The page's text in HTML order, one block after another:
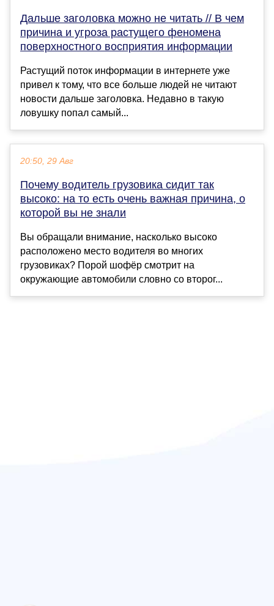
Дальше заголовка можно не читать // В чем
причина и угроза растущего феномена
поверхностного восприятия информации
Растущий поток информации в интернете уже
привел к тому, что все больше людей не читают
новости дальше заголовка. Недавно в такую
ловушку попал самый...
20:50, 29 Авг
Почему водитель грузовика сидит так
высоко: на то есть очень важная причина, о
которой вы не знали
Вы обращали внимание, насколько высоко
расположено место водителя во многих
грузовиках? Порой шофёр смотрит на
окружающие автомобили словно со второг...